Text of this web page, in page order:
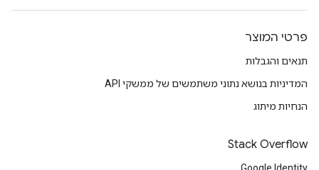
פרטי המוצר
תנאים והגבלות
המדיניות בנושא נתוני משתמשים של ממשקי API
הנחיות מיתוג
Stack Overflow